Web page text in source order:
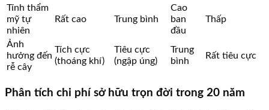
Tính thẩm
mỹ tự
nhiên
Rất cao Trung bình
Cao
ban
đầu
Thấp
Ảnh
hưởng đến
rễ cây
Tích cực
(thoáng khí)
Tiêu cực
(ngập úng)
Trung
bình
Rất tiêu cực
Phân tích chi phí sở hữu trọn đời trong 20 năm